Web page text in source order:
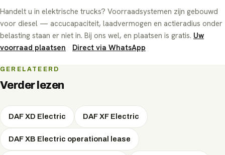
maandprijs — gratis, via WhatsApp.
Operational Lease, Financial Lease. Bij private lease
betaalt u als particulier een all-in vast maandbedrag;
operational en financial lease zijn zakelijke vormen met
fiscale voordelen. Welke vorm het voordeligst is, hangt af
van uw situatie — EVTrader adviseert onafhankelijk en
onderhandelt de scherpste prijs.
Handelt u in elektrische trucks? Voorraadsystemen zijn gebouwd
voor diesel — accucapaciteit, laadvermogen en actieradius onder
belasting staan er niet in. Bij ons wel, en plaatsen is gratis. Uw
voorraad plaatsen · Direct via WhatsApp
GERELATEERD
Verder lezen
DAF XD Electric DAF XF Electric
DAF XB Electric operational lease